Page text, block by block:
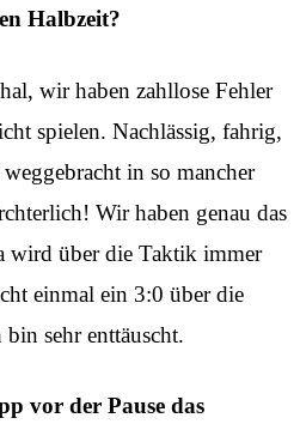
Halbzeit?
wir haben zahllose Fehler
spielen. Nachlässig, fahrig,
in so mancher
Wir haben genau das
wird über die Taktik immer
einmal ein 3:0 über die
sehr enttäuscht.
vor der Pause das